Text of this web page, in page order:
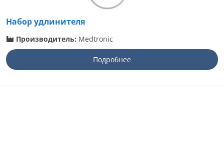
Набор удлинителя
Производитель: Medtronic
Подробнее